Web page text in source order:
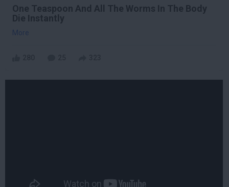
One Teaspoon And All The Worms In The Body
Die Instantly
More